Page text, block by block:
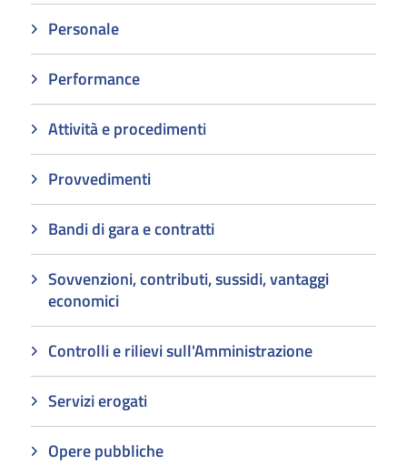
Personale
Performance
Attività e procedimenti
Provvedimenti
Bandi di gara e contratti
Sovvenzioni, contributi, sussidi, vantaggi
economici
Controlli e rilievi sull'Amministrazione
Servizi erogati
Opere pubbliche